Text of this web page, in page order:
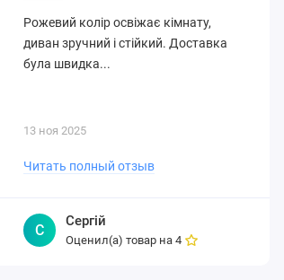
Рожевий колір освіжає кімнату,
диван зручний і стійкий. Доставка
була швидка...
13 ноя 2025
Читать полный отзыв
С
Сергій
Оценил(а) товар на4